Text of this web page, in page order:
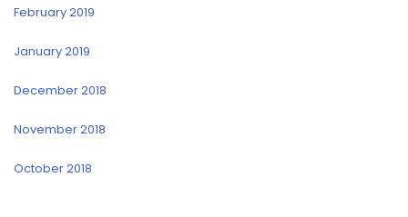
February 2019
January 2019
December 2018
November 2018
October 2018